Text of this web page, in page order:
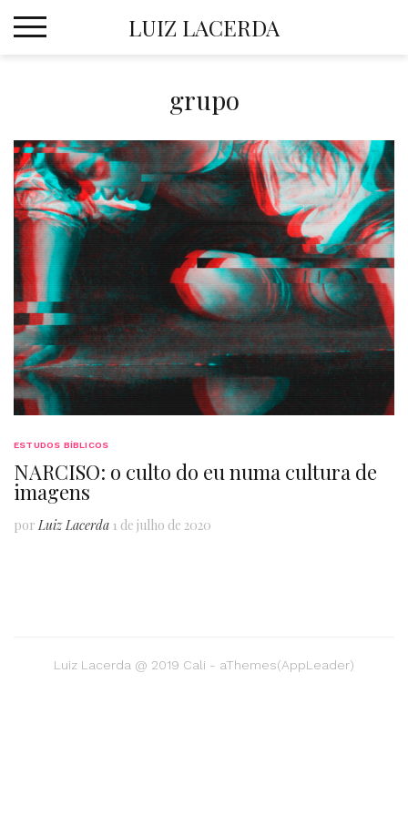
LUIZ LACERDA
grupo
ESTUDOS BÍBLICOS
NARCISO: o culto do eu numa cultura de
imagens
porLuiz Lacerda 1 de julho de 2020
Luiz Lacerda @ 2019 Cali - aThemes(AppLeader)